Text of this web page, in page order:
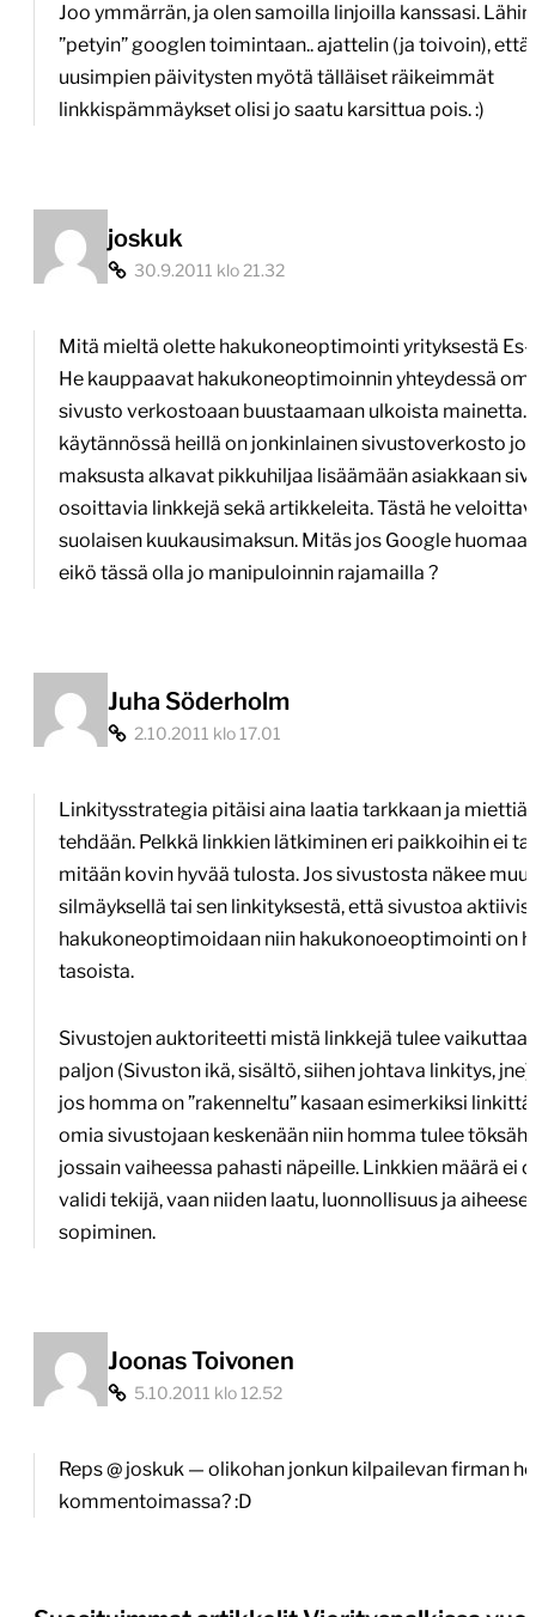
Joo ymmärrän, ja olen samoilla linjoilla kanssasi.
”petyin” googlen toimintaan.. ajattelin (ja toivoin), että
uusimpien päivitysten myötä tälläiset räikeimmät
linkkispämmäykset olisi jo saatu karsittua pois. :)
joskuk
30.9.2011 klo 21.32
Mitä mieltä olette hakukoneoptimointi yrityksestä Es-
He kauppaavat hakukoneoptimoinnin yhteydessä
sivusto verkostoaan buustaamaan ulkoista mainetta.
käytännössä heillä on jonkinlainen sivustoverkosto
maksusta alkavat pikkuhiljaa lisäämään asiakkaan
osoittavia linkkejä sekä artikkeleita. Tästä he
suolaisen kuukausimaksun. Mitäs jos Google huomaa
eikö tässä olla jo manipuloinnin rajamailla ?
Juha Söderholm
2.10.2011 klo 17.01
Linkitysstrategia pitäisi aina laatia tarkkaan ja miettiä
tehdään. Pelkkä linkkien lätkiminen eri paikkoihin ei
mitään kovin hyvää tulosta. Jos sivustosta näkee
silmäyksellä tai sen linkityksestä, että sivustoa
hakukoneoptimoidaan niin hakukonoeoptimointi on
tasoista.
Sivustojen auktoriteetti mistä linkkejä tulee vaikuttaa
paljon (Sivuston ikä, sisältö, siihen johtava linkitys,
jos homma on ”rakenneltu” kasaan esimerkiksi
omia sivustojaan keskenään niin homma tulee
jossain vaiheessa pahasti näpeille. Linkkien määrä ei
validi tekijä, vaan niiden laatu, luonnollisuus ja
sopiminen.
Joonas Toivonen
5.10.2011 klo 12.52
Reps @ joskuk — olikohan jonkun kilpailevan firman
kommentoimassa? :D